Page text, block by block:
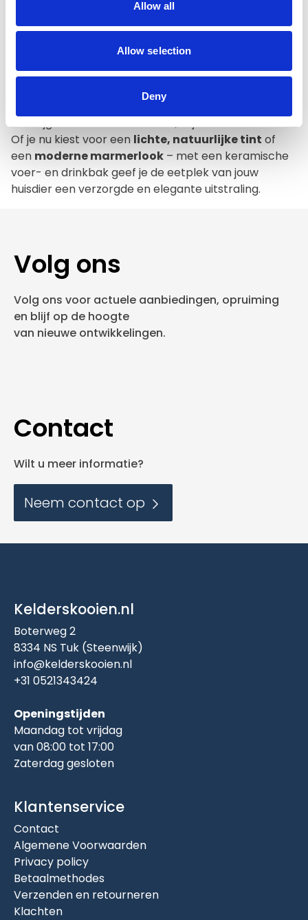
Allow all
Allow selection
Deny
Voordelen van een keramische
voerbak
Gemaakt van hoogwaardig, duurzaam keramiek
Zware kwaliteit: verschuift niet tijdens het eten
Eenvoudig te reinigen dankzij glad glazuur
Geschikt voor zowel droog- als natvoer en water
Verkrijgbaar in diverse kleuren, stijlen en maten
Of je nu kiest voor een lichte, natuurlijke tint of
een moderne marmerlook – met een keramische
voer- en drinkbak geef je de eetplek van jouw
huisdier een verzorgde en elegante uitstraling.
Volg ons
Volg ons voor actuele aanbiedingen, opruiming
en blijf op de hoogte
van nieuwe ontwikkelingen.
Contact
Wilt u meer informatie?
Neem contact op
Kelderskooien.nl
Boterweg 2
8334 NS Tuk (Steenwijk)
info@kelderskooien.nl
+31 0521343424
Openingstijden
Maandag tot vrijdag
van 08:00 tot 17:00
Zaterdag gesloten
Klantenservice
Contact
Algemene Voorwaarden
Privacy policy
Betaalmethodes
Verzenden en retourneren
Klachten